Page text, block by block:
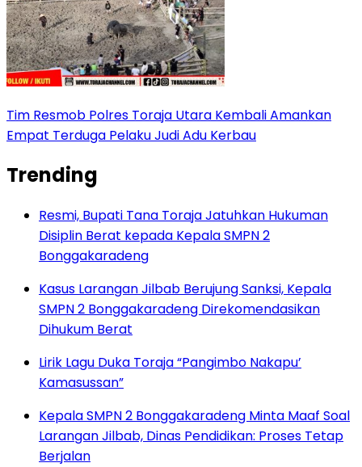
Tim Resmob Polres Toraja Utara Kembali Amankan
Empat Terduga Pelaku Judi Adu Kerbau
Trending
Resmi, Bupati Tana Toraja Jatuhkan Hukuman
Disiplin Berat kepada Kepala SMPN 2
Bonggakaradeng
Kasus Larangan Jilbab Berujung Sanksi, Kepala
SMPN 2 Bonggakaradeng Direkomendasikan
Dihukum Berat
Lirik Lagu Duka Toraja “Pangimbo Nakapu’
Kamasussan”
Kepala SMPN 2 Bonggakaradeng Minta Maaf Soal
Larangan Jilbab, Dinas Pendidikan: Proses Tetap
Berjalan